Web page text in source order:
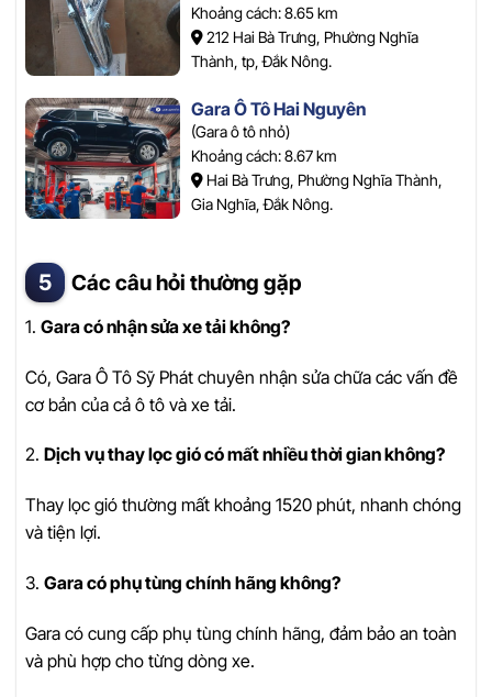
Khoảng cách: 8.65 km
212 Hai Bà Trưng, Phường Nghĩa
Thành, tp, Đắk Nông.
Gara Ô Tô Hai Nguyên
(Gara ô tô nhỏ)
Khoảng cách: 8.67 km
Hai Bà Trưng, Phường Nghĩa Thành,
Gia Nghĩa, Đắk Nông.
Các câu hỏi thường gặp
1. Gara có nhận sửa xe tải không?
Có, Gara Ô Tô Sỹ Phát chuyên nhận sửa chữa các vấn đề
cơ bản của cả ô tô và xe tải.
2. Dịch vụ thay lọc gió có mất nhiều thời gian không?
Thay lọc gió thường mất khoảng 1520 phút, nhanh chóng
và tiện lợi.
3. Gara có phụ tùng chính hãng không?
Gara có cung cấp phụ tùng chính hãng, đảm bảo an toàn
và phù hợp cho từng dòng xe.